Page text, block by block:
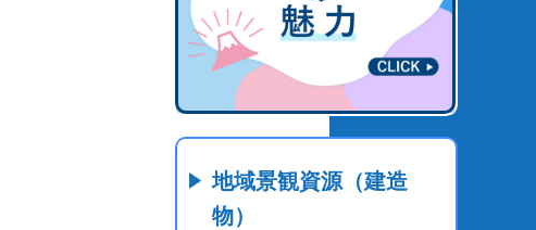
地域景観資源（建造
物）